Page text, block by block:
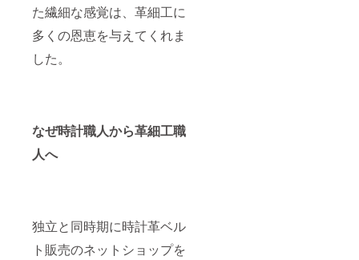
た繊細な感覚は、革細工に
多くの恩恵を与えてくれま
した。
なぜ時計職人から革細工職
人へ
独立と同時期に時計革ベル
ト販売のネットショップを